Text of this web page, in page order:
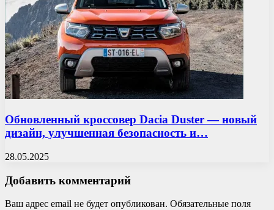
Обновленный кроссовер Dacia Duster — новый
дизайн, улучшенная безопасность и…
28.05.2025
Добавить комментарий
Ваш адрес email не будет опубликован. Обязательные поля